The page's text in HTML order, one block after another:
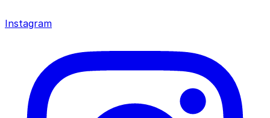
Instagram